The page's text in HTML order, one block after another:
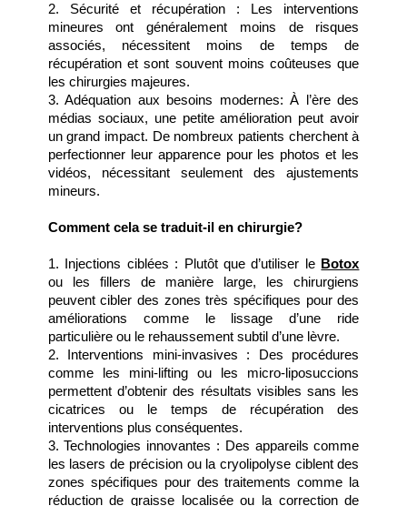
2. Sécurité et récupération : Les interventions
mineures ont généralement moins de risques
associés, nécessitent moins de temps de
récupération et sont souvent moins coûteuses que
les chirurgies majeures.
3. Adéquation aux besoins modernes: À l’ère des
médias sociaux, une petite amélioration peut avoir
un grand impact. De nombreux patients cherchent à
perfectionner leur apparence pour les photos et les
vidéos, nécessitant seulement des ajustements
mineurs.
Comment cela se traduit-il en chirurgie?
1. Injections ciblées : Plutôt que d’utiliser le Botox
ou les fillers de manière large, les chirurgiens
peuvent cibler des zones très spécifiques pour des
améliorations comme le lissage d’une ride
particulière ou le rehaussement subtil d’une lèvre.
2. Interventions mini-invasives : Des procédures
comme les mini-lifting ou les micro-liposuccions
permettent d’obtenir des résultats visibles sans les
cicatrices ou le temps de récupération des
interventions plus conséquentes.
3. Technologies innovantes : Des appareils comme
les lasers de précision ou la cryolipolyse ciblent des
zones spécifiques pour des traitements comme la
réduction de graisse localisée ou la correction de